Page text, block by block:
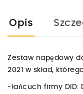
Opis
Zestaw napędowy do
2021 w skład,
-łańcuch firmy DID: